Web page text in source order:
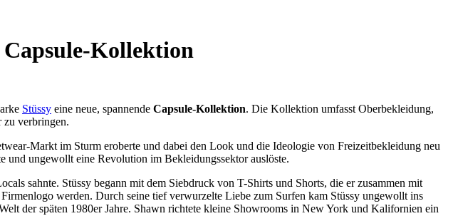
Kollektion
Stüssy eine neue, spannende Capsule-Kollektion. Die Kollektion umfasst Oberbekleidung,
zu verbringen.
Markt im Sturm eroberte und dabei den Look und die Ideologie von Freizeitbekleidung neu
und ungewollt eine Revolution im Bekleidungssektor auslöste.
sahnte. Stüssy begann mit dem Siebdruck von T-Shirts und Shorts, die er zusammen mit
werden. Durch seine tief verwurzelte Liebe zum Surfen kam Stüssy ungewollt ins
der späten 1980er Jahre. Shawn richtete kleine Showrooms in New York und Kalifornien ein